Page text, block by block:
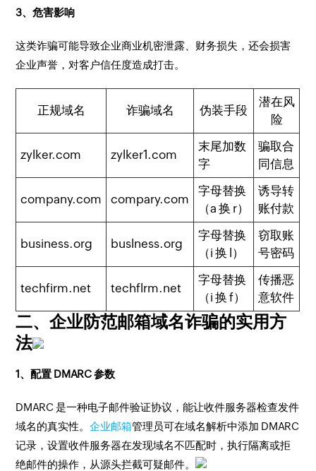
3、危害影响
这类诈骗可能导致企业商业机密泄露、财务损失，还会损害
企业声誉，对客户信任度造成打击。
正规域名 诈骗域名 伪装手段
潜在风
险
zylker.com zylker1.com
末尾加数
字
骗取合
同信息
company.com compary.com
字母替换
（a 换 r）
诱导转
账付款
business.org buslness.org
字母替换
（i 换 l）
窃取账
号密码
techfirm.net techflrm.net
字母替换
（i 换 f）
传播恶
意软件
二、企业防范邮箱域名诈骗的实用方
法
1、配置 DMARC 参数
DMARC 是一种电子邮件验证协议，能让收件服务器检查发件
域名的真实性。企业邮箱管理员可在域名解析中添加 DMARC
记录，设置收件服务器在发现域名不匹配时，执行隔离或拒
绝邮件的操作，从源头拦截可疑邮件。